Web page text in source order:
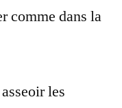
comme dans la
les